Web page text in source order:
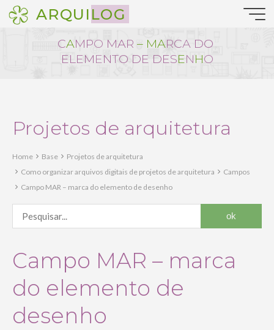
Pular
para
ARQUILOG
CAMPO MAR – MARCA DO
EL EMENTO DE DESENHO
Projetos de arquitetura
Home Base
Projetos de arquitetura
Como organizar arquivos digitais de projetos de arquitetura
Campos
Campo MAR – marca do elemento de desenho
Campo MAR – marca
do elemento de
desenho